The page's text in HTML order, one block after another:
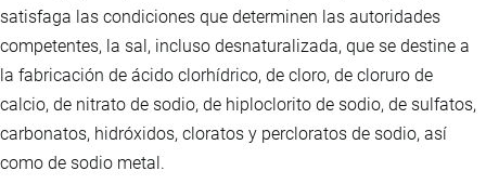
satisfaga las condiciones que determinen las autoridades
competentes, la sal, incluso desnaturalizada, que se destine a
la fabricación de ácido clorhídrico, de cloro, de cloruro de
calcio, de nitrato de sodio, de hiploclorito de sodio, de sulfatos,
carbonatos, hidróxidos, cloratos y percloratos de sodio, así
como de sodio metal.